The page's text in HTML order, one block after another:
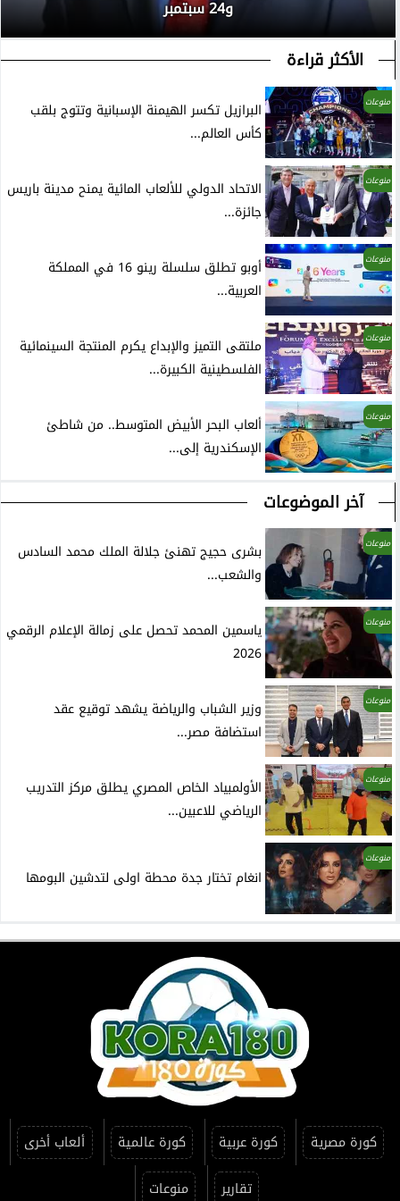
و24 سبتمبر
الأكثر قراءة
منوعات
البرازيل تكسر الهيمنة الإسبانية وتتوج بلقب
كأس العالم...
منوعات
الاتحاد الدولي للألعاب المائية يمنح مدينة باريس
جائزة...
منوعات
أوبو تطلق سلسلة رينو 16 في المملكة
العربية...
منوعات
ملتقى التميز والإبداع يكرم المنتجة السينمائية
الفلسطينية الكبيرة...
منوعات
ألعاب البحر الأبيض المتوسط.. من شاطئ
الإسكندرية إلى...
آخر الموضوعات
منوعات
بشرى حجيج تهنئ جلالة الملك محمد السادس
والشعب...
منوعات
ياسمين المحمد تحصل على زمالة الإعلام الرقمي
2026
منوعات
وزير الشباب والرياضة يشهد توقيع عقد
استضافة مصر...
منوعات
الأولمبياد الخاص المصري يطلق مركز التدريب
الرياضي للاعبين...
منوعات
انغام تختار جدة محطة اولى لتدشين البومها
كورة مصرية كورة عربية كورة عالمية
ألعاب أخرى
تقارير
منوعات